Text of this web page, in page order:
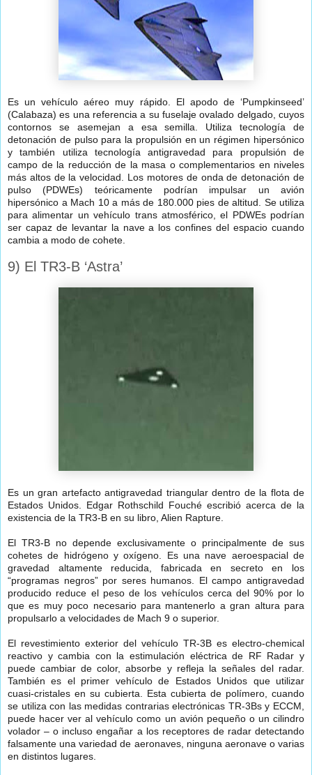
Es un vehículo aéreo muy rápido. El apodo de ‘Pumpkinseed’
(Calabaza) es una referencia a su fuselaje ovalado delgado, cuyos
contornos se asemejan a esa semilla. Utiliza tecnología de
detonación de pulso para la propulsión en un régimen hipersónico
y también utiliza tecnología antigravedad para propulsión de
campo de la reducción de la masa o complementarios en niveles
más altos de la velocidad. Los motores de onda de detonación de
pulso (PDWEs) teóricamente podrían impulsar un avión
hipersónico a Mach 10 a más de 180.000 pies de altitud. Se utiliza
para alimentar un vehículo trans atmosférico, el PDWEs podrían
ser capaz de levantar la nave a los confines del espacio cuando
cambia a modo de cohete.
9) El TR3-B ‘Astra’
Es un gran artefacto antigravedad triangular dentro de la flota de
Estados Unidos. Edgar Rothschild Fouché escribió acerca de la
existencia de la TR3-B en su libro, Alien Rapture.
El TR3-B no depende exclusivamente o principalmente de sus
cohetes de hidrógeno y oxígeno. Es una nave aeroespacial de
gravedad altamente reducida, fabricada en secreto en los
“programas negros” por seres humanos. El campo antigravedad
producido reduce el peso de los vehículos cerca del 90% por lo
que es muy poco necesario para mantenerlo a gran altura para
propulsarlo a velocidades de Mach 9 o superior.
El revestimiento exterior del vehículo TR-3B es electro-chemical
reactivo y cambia con la estimulación eléctrica de RF Radar y
puede cambiar de color, absorbe y refleja la señales del radar.
También es el primer vehículo de Estados Unidos que utilizar
cuasi-cristales en su cubierta. Esta cubierta de polímero, cuando
se utiliza con las medidas contrarias electrónicas TR-3Bs y ECCM,
puede hacer ver al vehículo como un avión pequeño o un cilindro
volador – o incluso engañar a los receptores de radar detectando
falsamente una variedad de aeronaves, ninguna aeronave o varias
en distintos lugares.